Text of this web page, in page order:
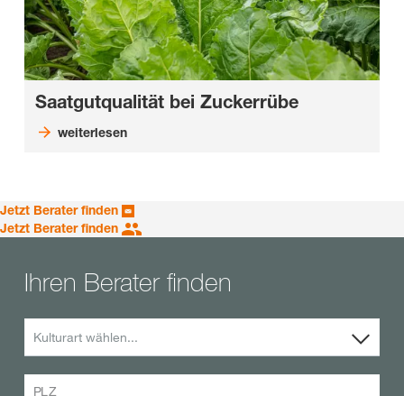
Saatgutqualität bei Zuckerrübe
weiterlesen
Jetzt Berater finden
Jetzt Berater finden
Ihren Berater finden
Kulturart wählen...
PLZ